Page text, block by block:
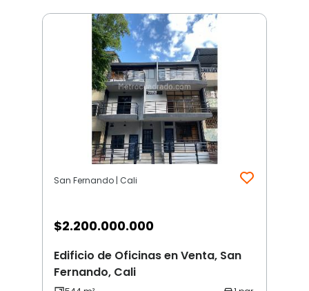
San Fernando | Cali
$2.200.000.000
Edificio de Oficinas en Venta, San
Fernando, Cali